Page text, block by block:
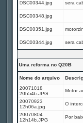
DSC00344.jpg sera
DSC00348.jpg
DSC00351.jpg
DSC00344.jpg sera
Uma reforma no Q20B
Nome do arquivo
20071018
20h54b.JPG
Motor
20070923
12h06a.jpg
O
20070804
12h14b.JPG
Por